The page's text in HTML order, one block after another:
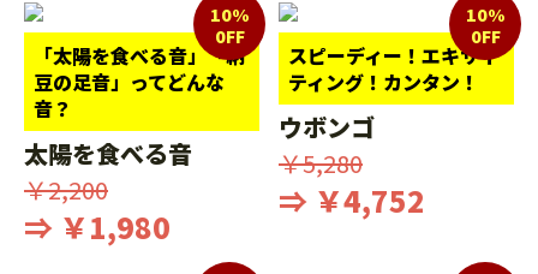
「太陽を食べる音」「納
豆の足音」ってどんな
音？
10%
0FF
太陽を食べる音
￥2,200
⇒ ￥1,980
スピーディー！エキサイ
ティング！カンタン！
10%
0FF
ウボンゴ
￥5,280
⇒ ￥4,752